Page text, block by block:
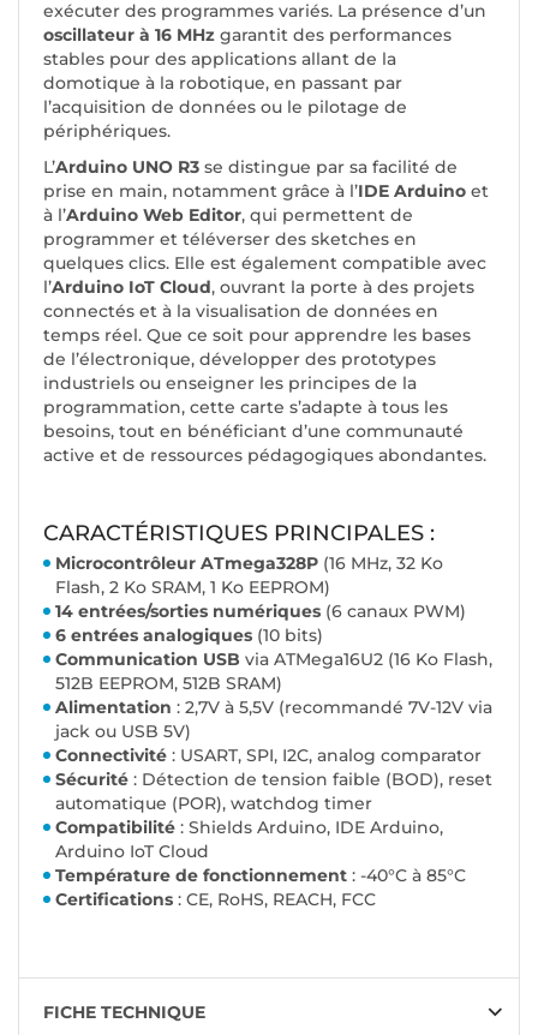
exécuter des programmes variés. La présence d’un
oscillateur à 16 MHz garantit des performances
stables pour des applications allant de la
domotique à la robotique, en passant par
l’acquisition de données ou le pilotage de
périphériques.
L’Arduino UNO R3 se distingue par sa facilité de
prise en main, notamment grâce à l’IDE Arduino et
à l’Arduino Web Editor, qui permettent de
programmer et téléverser des sketches en
quelques clics. Elle est également compatible avec
l’Arduino IoT Cloud, ouvrant la porte à des projets
connectés et à la visualisation de données en
temps réel. Que ce soit pour apprendre les bases
de l’électronique, développer des prototypes
industriels ou enseigner les principes de la
programmation, cette carte s’adapte à tous les
besoins, tout en bénéficiant d’une communauté
active et de ressources pédagogiques abondantes.
CARACTÉRISTIQUES PRINCIPALES :
Microcontrôleur ATmega328P (16 MHz, 32 Ko
Flash, 2 Ko SRAM, 1 Ko EEPROM)
14 entrées/sorties numériques (6 canaux PWM)
6 entrées analogiques (10 bits)
Communication USB via ATMega16U2 (16 Ko Flash,
512B EEPROM, 512B SRAM)
Alimentation : 2,7V à 5,5V (recommandé 7V-12V via
jack ou USB 5V)
Connectivité : USART, SPI, I2C, analog comparator
Sécurité : Détection de tension faible (BOD), reset
automatique (POR), watchdog timer
Compatibilité : Shields Arduino, IDE Arduino,
Arduino IoT Cloud
Température de fonctionnement : -40°C à 85°C
Certifications : CE, RoHS, REACH, FCC
FICHE TECHNIQUE